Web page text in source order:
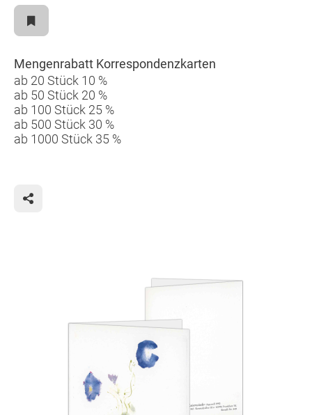
Mengenrabatt Korrespondenzkarten
ab 20 Stück 10 %
ab 50 Stück 20 %
ab 100 Stück 25 %
ab 500 Stück 30 %
ab 1000 Stück 35 %